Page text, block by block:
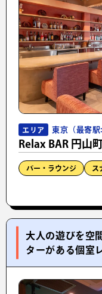
エリア 東京（最寄駅:
Relax BAR 円山
バー・ラウンジ ス
大人の遊びを空
ターがある個室